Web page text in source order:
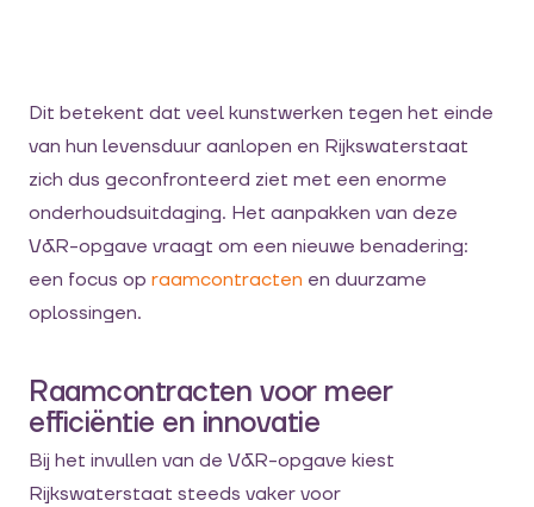
Dit betekent dat veel kunstwerken tegen het einde
van hun levensduur aanlopen en Rijkswaterstaat
zich dus geconfronteerd ziet met een enorme
onderhoudsuitdaging. Het aanpakken van deze
V&R-opgave vraagt om een nieuwe benadering:
een focus op raamcontracten en duurzame
oplossingen.
Raamcontracten voor meer
efficiëntie en innovatie
Bij het invullen van de V&R-opgave kiest
Rijkswaterstaat steeds vaker voor